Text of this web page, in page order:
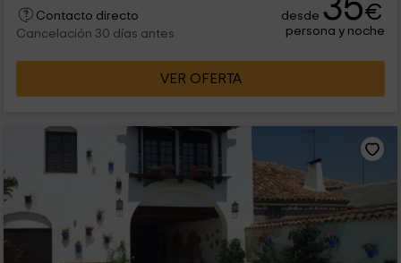
Contacto directo
Cancelación 30 días antes
desde 35€
persona y noche
VER OFERTA